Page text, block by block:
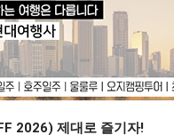
2026) 제대로 즐기자!